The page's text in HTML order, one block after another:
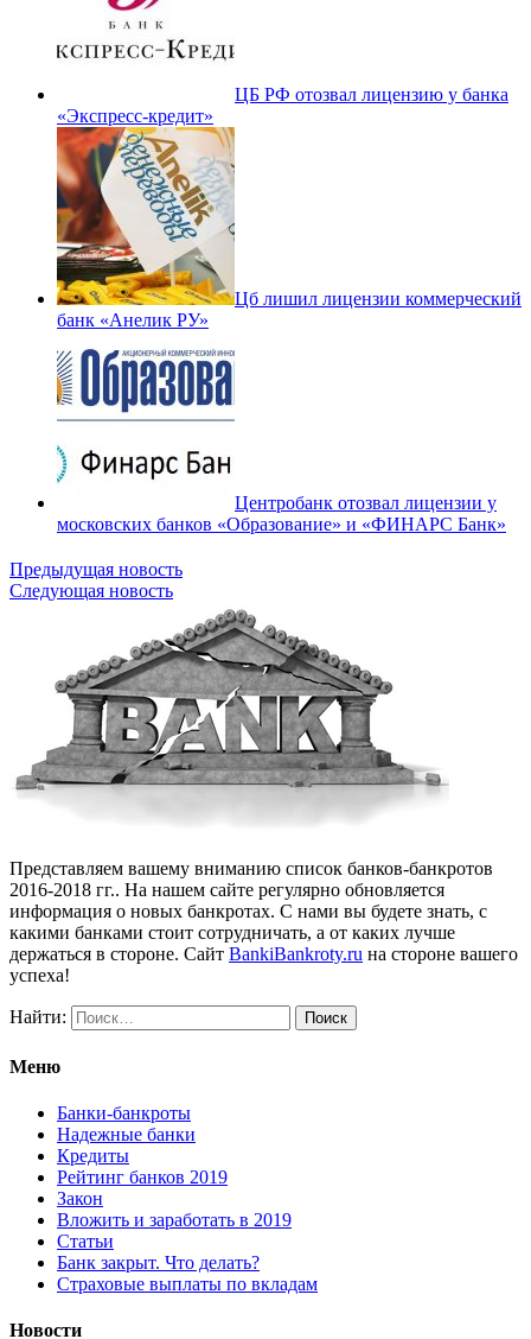
ЦБ РФ отозвал лицензию у банка
«Экспресс-кредит»
Цб лишил лицензии коммерческий
банк «Анелик РУ»
Центробанк отозвал лицензии у
московских банков «Образование» и «ФИНАРС Банк»
Предыдущая новость
Следующая новость
Представляем вашему вниманию список банков-банкротов
2016-2018 гг.. На нашем сайте регулярно обновляется
информация о новых банкротах. С нами вы будете знать, с
какими банками стоит сотрудничать, а от каких лучше
держаться в стороне. Сайт BankiBankroty.ru на стороне вашего
успеха!
Найти:
Меню
Банки-банкроты
Надежные банки
Кредиты
Рейтинг банков 2019
Закон
Вложить и заработать в 2019
Статьи
Банк закрыт. Что делать?
Страховые выплаты по вкладам
Новости